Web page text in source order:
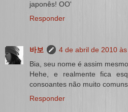
japonês! OO'
Responder
바보
4 de abril de 2010
Bia, seu nome é assim
Hehe, e realmente fica
consoantes não muito
Responder